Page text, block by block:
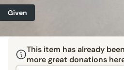
Given
This item has already
more great donations